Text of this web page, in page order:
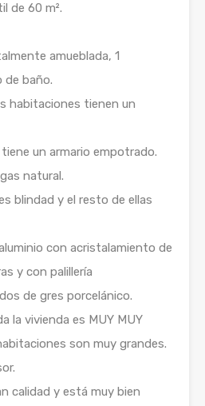
de 60 m².
amueblada, 1
de baño.
habitaciones tienen un
un armario empotrado.
natural.
blindad y el resto de ellas
con acristalamiento de
y con palillería
de gres porcelánico.
la vivienda es MUY MUY
son muy grandes.
calidad y está muy bien